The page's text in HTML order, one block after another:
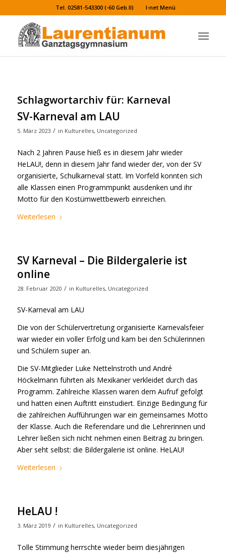
Tel. 02581-543300 (-60 Geb.II) I-net Menü
Schlagwortarchiv für: Karneval
SV-Karneval am LAU
5. März 2023 / in Kulturelles, Uncategorized
Nach 2 Jahren Pause hieß es in diesem Jahr wieder
HeLAU!, denn in diesem Jahr fand wieder der, von der SV
organisierte, Schulkarneval statt. Im Vorfeld konnten sich
alle Klassen einen Programmpunkt ausdenken und ihr
Motto für den Kostümwettbewerb einreichen.
Weiterlesen
SV Karneval – Die Bildergalerie ist
online
28. Februar 2020 / in Kulturelles, Uncategorized
SV-Karneval am LAU
Die von der Schülervertretung organisierte Karnevalsfeier
war wieder ein voller Erfolg und kam bei den Schülerinnen
und Schülern super an.
Die SV-Mitglieder Luke Nettelnstroth und André
Höckelmann führten als Mexikaner verkleidet durch das
Programm. Zahlreiche Klassen waren dem Aufruf gefolgt
und hatten einen Auftritt einstudiert. Einzige Bedingung für
die zahlreichen Aufführungen war ein gemeinsames Motto
der Klasse. Auch die Referendare und die Lehrerinnen und
Lehrer ließen sich nicht nehmen einen Beitrag zu bringen.
Aber seht selbst: die Bildergalerie ist online. HeLAU!
Weiterlesen
HeLAU !
3. März 2019 / in Kulturelles, Uncategorized
Tolle Stimmung herrschte wieder beim diesjährigen